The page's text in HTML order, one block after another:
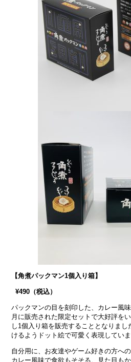
【角煮パックマン1個入り箱】
¥490 （税込）
パックマンの目を刻印した、カレー風
月に販売された限定セットで大好評を
し1個入り箱を販売することとなりま
けるようドット絵で可愛く表現していま
自分用に、お友達やゲーム好きの方へ
カレー風味で食欲もそそる、見た目も